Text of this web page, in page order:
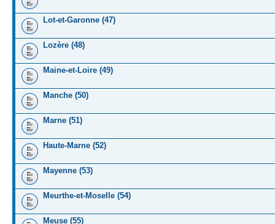
Lot-et-Garonne (47)
Lozère (48)
Maine-et-Loire (49)
Manche (50)
Marne (51)
Haute-Marne (52)
Mayenne (53)
Meurthe-et-Moselle (54)
Meuse (55)